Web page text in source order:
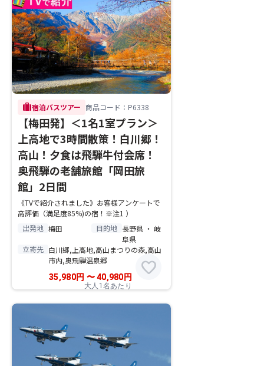
trip宿泊バスツアー 商品コード：P6338
【梅田発】＜1名1室プラン＞
上高地で3時間散策！白川郷！
高山！夕食は飛騨牛付会席！
奥飛騨の老舗旅館「岡田旅
館」2日間
《TVで紹介されました》お客様アンケートで
高評価（満足度85%)の宿！※注1 ）
出発地 梅田 目的地 長野県 ・ 岐
阜県
立寄先 白川郷,上高地,高山まつりの森,高山
市内,奥飛騨温泉郷
35,980円 〜40,980 円
大人1名あたり
favorite